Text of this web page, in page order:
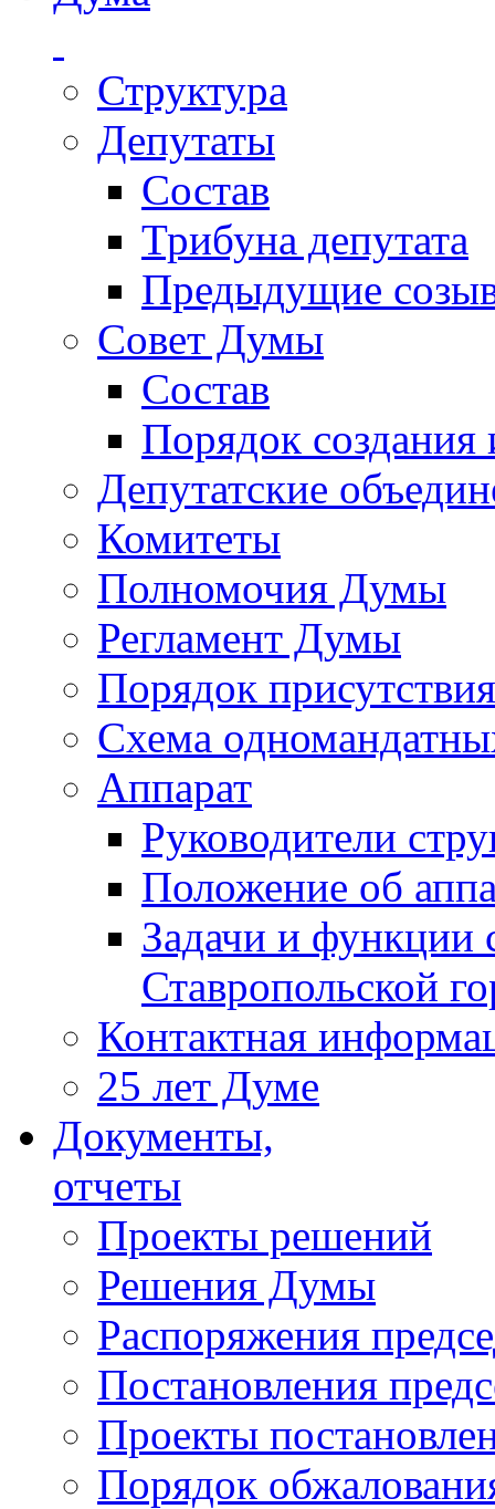
Структура
Депутаты
Состав
Трибуна депутата
Предыдущие
Совет Думы
Состав
Порядок создания
Депутатские
Комитеты
Полномочия Думы
Регламент Думы
Порядок
Схема
Аппарат
Руководители
Положение об
Задачи и функции
Ставропольской
Контактная
25 лет Думе
Документы,
отчеты
Проекты решений
Решения Думы
Распоряжения
Постановления
Проекты
Порядок